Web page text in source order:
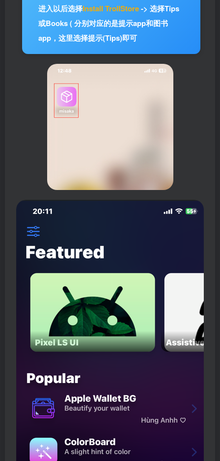
进入以后选择Install TrollStore-> 选择Tips
或Books ( 分别对应的是提示app和图书
app，这里选择提示(Tips)即可